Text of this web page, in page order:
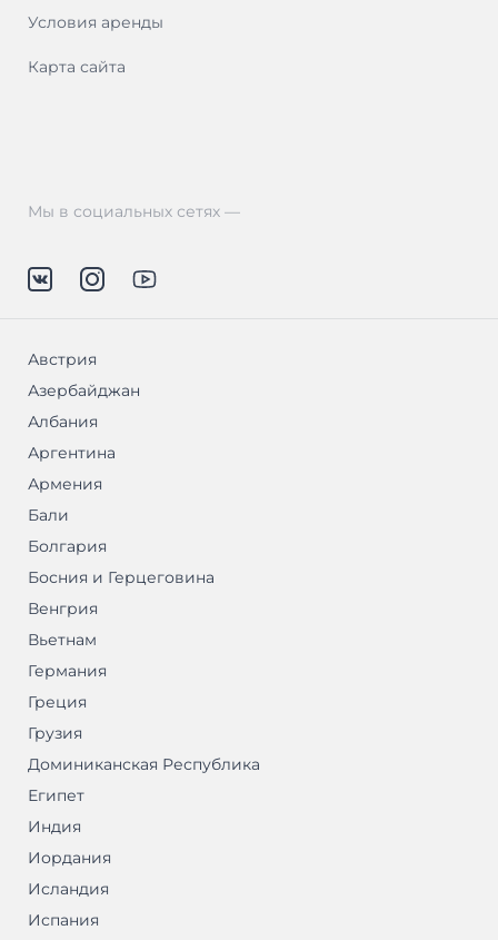
Условия аренды
Карта сайта
Мы в социальных сетях —
Австрия
Азербайджан
Албания
Аргентина
Армения
Бали
Болгария
Босния и Герцеговина
Венгрия
Вьетнам
Германия
Греция
Грузия
Доминиканская Республика
Египет
Индия
Иордания
Исландия
Испания